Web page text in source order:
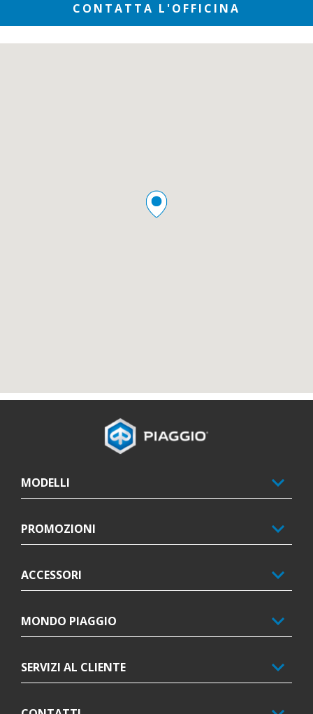
CONTATTA L'OFFICINA
MODELLI
PROMOZIONI
ACCESSORI
MONDO PIAGGIO
SERVIZI AL CLIENTE